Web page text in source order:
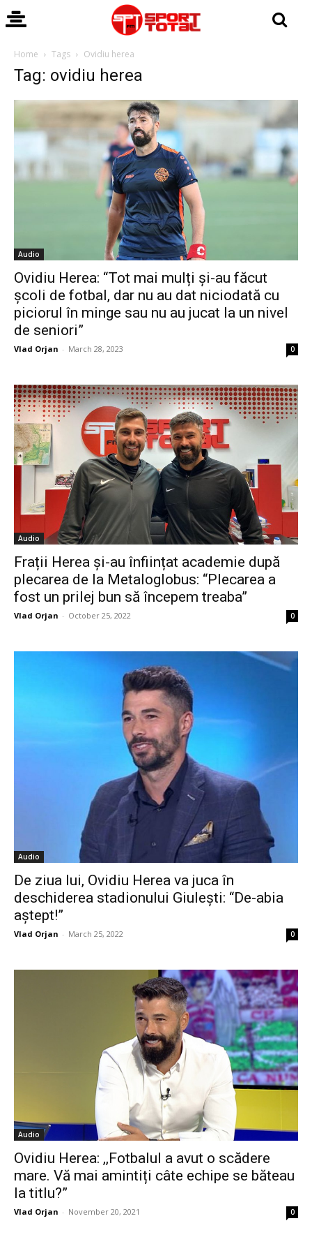
Home Tags Ovidiu herea
Tag: ovidiu herea
Audio
Ovidiu Herea: “Tot mai mulți și-au făcut
școli de fotbal, dar nu au dat niciodată cu
piciorul în minge sau nu au jucat la un nivel
de seniori”
Vlad Orjan - March 28, 2023 0
Audio
Frații Herea și-au înființat academie după
plecarea de la Metaloglobus: “Plecarea a
fost un prilej bun să începem treaba”
Vlad Orjan - October 25, 2022 0
Audio
De ziua lui, Ovidiu Herea va juca în
deschiderea stadionului Giulești: “De-abia
aștept!”
Vlad Orjan - March 25, 2022 0
Audio
Ovidiu Herea: ,,Fotbalul a avut o scădere
mare. Vă mai amintiți câte echipe se băteau
la titlu?”
Vlad Orjan - November 20, 2021 0